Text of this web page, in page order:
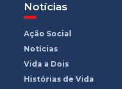
Notícias
Ação Social
Notícias
Vida a Dois
Histórias de Vida